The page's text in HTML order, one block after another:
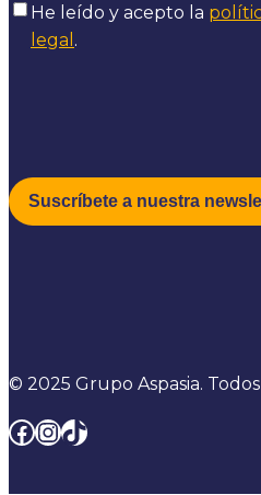
He leído y acepto la
legal .
© 2025 Grupo Aspasia.
Facebook
Instagram
TikTok